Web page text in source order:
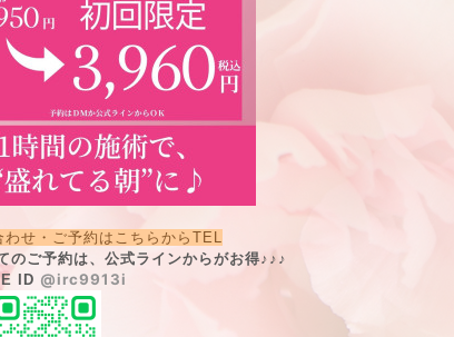
わせ・ご予約はこちらからTEL
のご予約は、公式ラインからがお得♪♪♪
ID @irc9913i